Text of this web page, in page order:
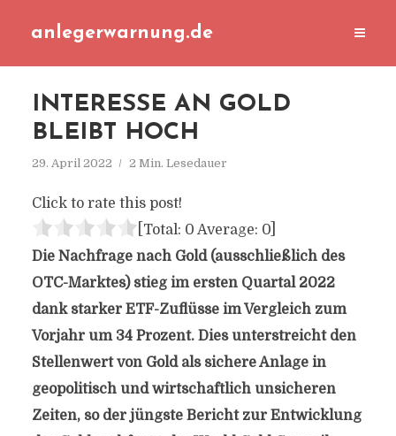
anlegerwarnung.de
INTERESSE AN GOLD
BLEIBT HOCH
29. April 2022 2 Min. Lesedauer
Click to rate this post!
[Total: 0 Average: 0]
Die Nachfrage nach Gold (ausschließlich des
OTC-Marktes) stieg im ersten Quartal 2022
dank starker ETF-Zuflüsse im Vergleich zum
Vorjahr um 34 Prozent. Dies unterstreicht den
Stellenwert von Gold als sichere Anlage in
geopolitisch und wirtschaftlich unsicheren
Zeiten, so der jüngste Bericht zur Entwicklung